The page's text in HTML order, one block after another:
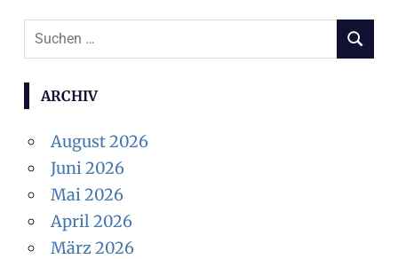
Suchen
nach:
SUCHEN
ARCHIV
August 2026
Juni 2026
Mai 2026
April 2026
März 2026